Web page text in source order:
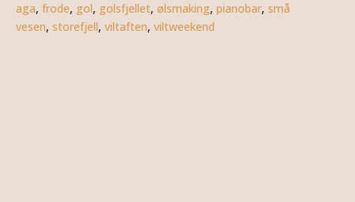
aga, frode, gol, golsfjellet, ølsmaking, pianobar, små
vesen, storefjell, viltaften, viltweekend